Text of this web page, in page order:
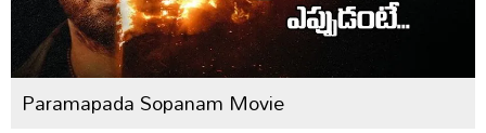
Paramapada Sopanam Movie